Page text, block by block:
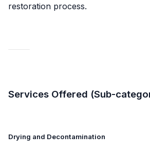
restoration process.
Services Offered (Sub-
Drying and Decontamination